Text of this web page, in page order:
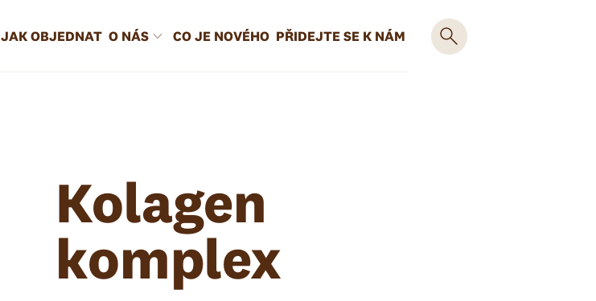
JAK OBJEDNAT O NÁS CO JE NOVÉHO PŘIDEJTE SE K NÁM
Kolagen
komplex